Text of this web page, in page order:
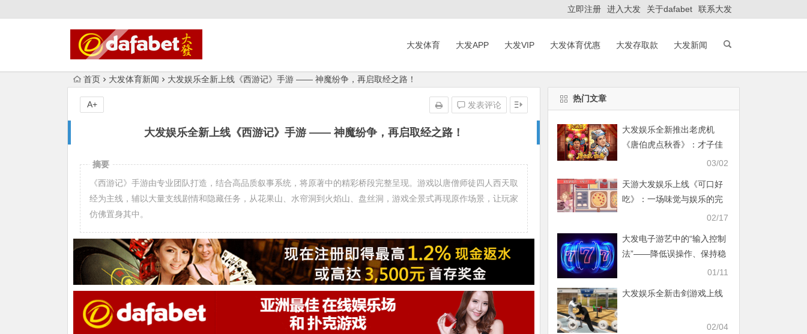
立即注册 进入大发 关于dafabet 联系大发
大发体育 大发APP 大发VIP 大发体育优惠 大发存取款 大发新闻
首页 大发体育新闻 大发娱乐全新上线《西游记》手游 —— 神魔纷争，再启取经之路！
大发娱乐全新上线《西游记》手游 —— 神魔纷争，再启取经之路！
发表评论
A+
摘要
《西游记》手游由专业团队打造，结合高品质叙事系统，将原著中的精彩桥段完整呈现。游戏以唐僧师徒四人西天取
经为主线，辅以大量支线剧情和隐藏任务，从花果山、水帘洞到火焰山、盘丝洞，游戏全景式再现原作场景，让玩家
仿佛置身其中。
热门文章
大发娱乐全新推出老虎机
《唐伯虎点秋香》：才子佳
人谱写水墨江南浪漫篇章03/02
天游大发娱乐上线《可口好
吃》：一场味觉与娱乐的完
02/17
大发电子游艺中的“输入控制
法”——降低误操作、保持稳
01/11
大发娱乐全新击剑游戏上线
02/04